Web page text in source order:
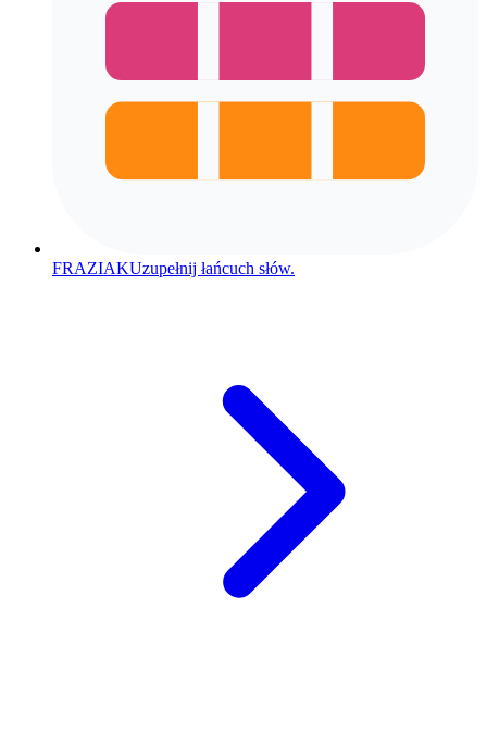
FRAZIAKUzupełnij łańcuch słów.